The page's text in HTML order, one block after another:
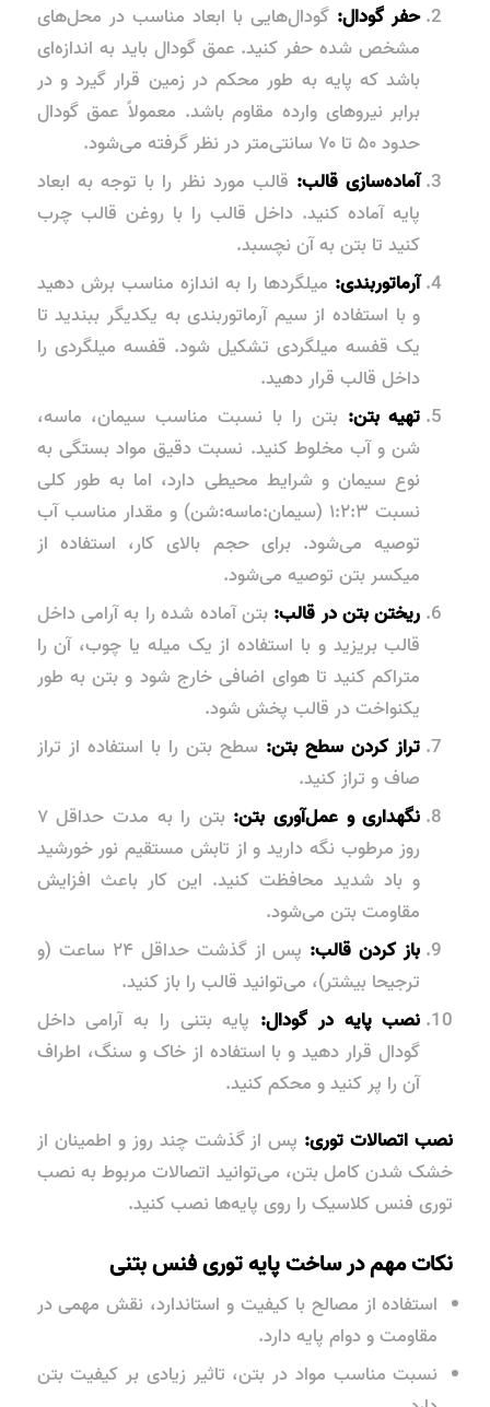
حفر گودال: گودال‌هایی با ابعاد مناسب در محل‌های
مشخص شده حفر کنید. عمق گودال باید به اندازه‌ای
باشد که پایه به طور محکم در زمین قرار گیرد و در
برابر نیروهای وارده مقاوم باشد. معمولاً عمق گودال
حدود ۵۰ تا ۷۰ سانتی‌متر در نظر گرفته می‌شود.
آماده‌سازی قالب: قالب مورد نظر را با توجه به ابعاد
پایه آماده کنید. داخل قالب را با روغن قالب چرب
کنید تا بتن به آن نچسبد.
آرماتوربندی: میلگردها را به اندازه مناسب برش دهید
و با استفاده از سیم آرماتوربندی به یکدیگر ببندید تا
یک قفسه میلگردی تشکیل شود. قفسه میلگردی را
داخل قالب قرار دهید.
تهیه بتن: بتن را با نسبت مناسب سیمان، ماسه،
شن و آب مخلوط کنید. نسبت دقیق مواد بستگی به
نوع سیمان و شرایط محیطی دارد، اما به طور کلی
نسبت ۱:۲:۳ (سیمان:ماسه:شن) و مقدار مناسب آب
توصیه می‌شود. برای حجم بالای کار، استفاده از
میکسر بتن توصیه می‌شود.
ریختن بتن در قالب: بتن آماده شده را به آرامی داخل
قالب بریزید و با استفاده از یک میله یا چوب، آن را
متراکم کنید تا هوای اضافی خارج شود و بتن به طور
یکنواخت در قالب پخش شود.
تراز کردن سطح بتن: سطح بتن را با استفاده از تراز
صاف و تراز کنید.
نگهداری و عمل‌آوری بتن:
بتن را به مدت حداقل ۷
روز مرطوب نگه دارید و از تابش مستقیم نور خورشید
و باد شدید محافظت کنید. این کار باعث افزایش
مقاومت بتن می‌شود.
باز کردن قالب:
پس از گذشت حداقل ۲۴ ساعت (و
ترجیحا بیشتر)، می‌توانید قالب را باز کنید.
نصب پایه در گودال: پایه بتنی را به آرامی داخل
گودال قرار دهید و با استفاده از خاک و سنگ، اطراف
آن را پر کنید و محکم کنید.
نصب اتصالات توری: پس از گذشت چند روز و اطمینان از
خشک شدن کامل بتن، می‌توانید اتصالات مربوط به نصب
توری فنس کلاسیک را روی پایه‌ها نصب کنید.
نکات مهم در ساخت پایه توری فنس بتنی
استفاده از مصالح با کیفیت و استاندارد، نقش مهمی در
مقاومت و دوام پایه دارد.
نسبت مناسب مواد در بتن، تاثیر زیادی بر کیفیت بتن